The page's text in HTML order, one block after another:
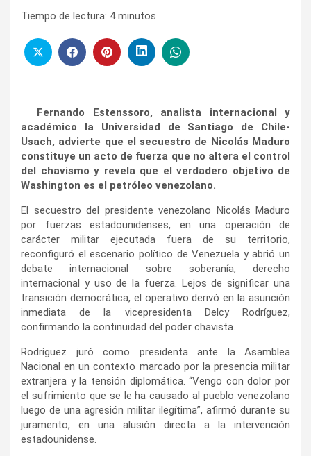
Tiempo de lectura: 4 minutos
Fernando Estenssoro, analista internacional y
académico la Universidad de Santiago de Chile-
Usach, advierte que el secuestro de Nicolás Maduro
constituye un acto de fuerza que no altera el control
del chavismo y revela que el verdadero objetivo de
Washington es el petróleo venezolano.
El secuestro del presidente venezolano Nicolás Maduro
por fuerzas estadounidenses, en una operación de
carácter militar ejecutada fuera de su territorio,
reconfiguró el escenario político de Venezuela y abrió un
debate internacional sobre soberanía, derecho
internacional y uso de la fuerza. Lejos de significar una
transición democrática, el operativo derivó en la asunción
inmediata de la vicepresidenta Delcy Rodríguez,
confirmando la continuidad del poder chavista.
Rodríguez juró como presidenta ante la Asamblea
Nacional en un contexto marcado por la presencia militar
extranjera y la tensión diplomática. “Vengo con dolor por
el sufrimiento que se le ha causado al pueblo venezolano
luego de una agresión militar ilegítima”, afirmó durante su
juramento, en una alusión directa a la intervención
estadounidense.